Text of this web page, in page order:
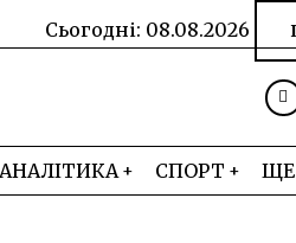
Сьогодні: 08.08.2026
СПОРТ ЩЕ